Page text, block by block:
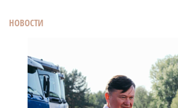
НОВОСТИ